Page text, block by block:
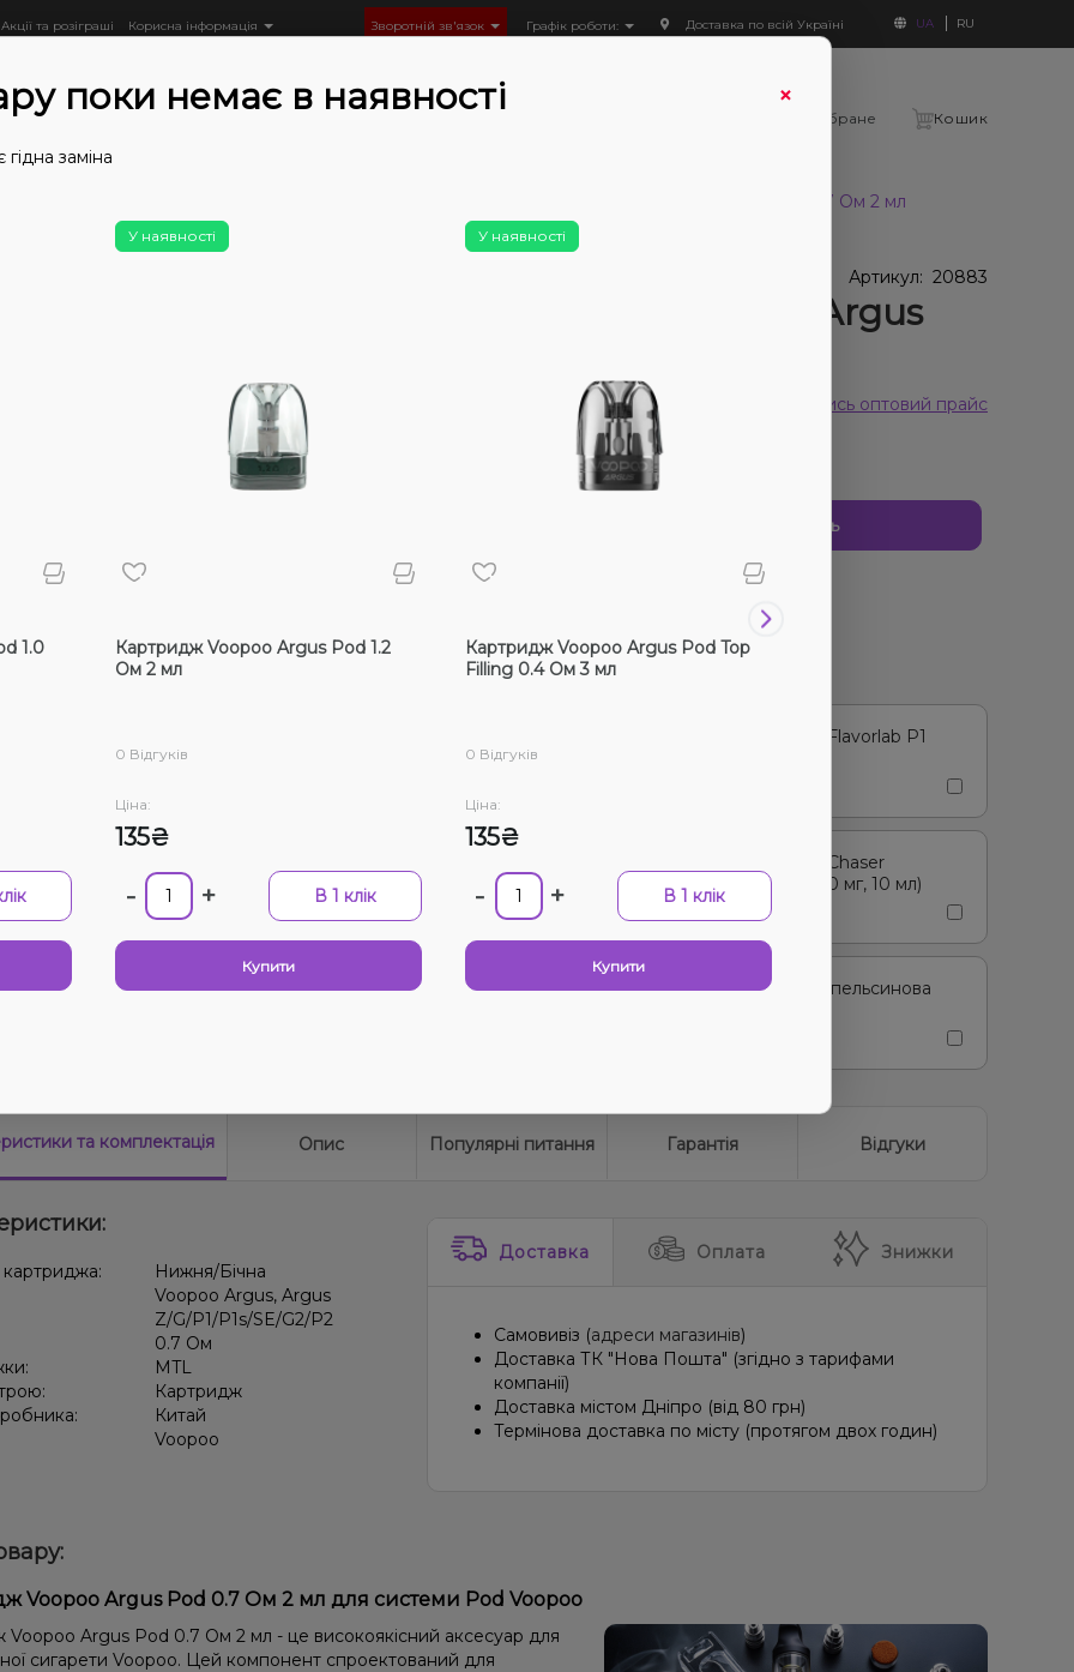
Акції та розіграші Корисна інформація Зворотній зв'язок Графік роботи: Доставка по всій Україні UA RU
Вибране Кошик
Картридж Voopoo Argus Pod 0.7 Ом 2 мл
Артикул: 20883
Картридж Voopoo Argus
0 відгуків Дивитись оптовий прайс
135₴
Повідомити про наявність
Вибрати альтернативу
Немає у наявності
З цим товаром купують
Набір для самозамішування Flavorlab Р1
Набір для самозамішування Chaser
Strawberry Ultra (Полуниця, 50 мг, 10 мл)
150₴
Рідина Sqwiz Orange Soda (Апельсинова
та комплектація Опис Популярні питання Гарантія Відгуки
Нижня/Бічна
Voopoo Argus, Argus
Z/G/P1/P1s/SE/G2/P2
0.7 Ом
MTL
Картридж
Китай
Voopoo
Доставка Оплата Знижки
Самовивіз (адреси магазинів)
Доставка ТК "Нова Пошта" (згідно з тарифами
компанії)
Доставка містом Дніпро (від 80 грн)
Термінова доставка по місту (протягом двох годин)
Voopoo Argus Pod 0.7 Ом 2 мл для системи Pod Voopoo
Voopoo Argus Pod 0.7 Ом 2 мл - це високоякісний аксесуар для
сигарети Voopoo. Цей компонент спроектований для
×
поки немає в наявності
заміна
1.0
У наявності
Картридж Voopoo Argus Pod 1.2
Ом 2 мл
0 Відгуків
Ціна:
135₴
- + В 1 клік
Купити
У наявності
Картридж Voopoo Argus Pod Top
Filling 0.4 Ом 3 мл
0 Відгуків
Ціна:
135₴
- + В 1 клік
Купити
135₴
- +
Купити